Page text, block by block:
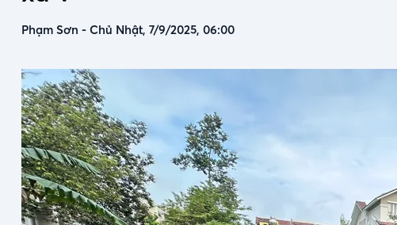
Phạm Sơn - Chủ Nhật, 7/9/2025, 06:00